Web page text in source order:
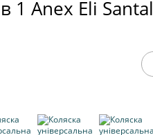
1 Anex Eli Santal